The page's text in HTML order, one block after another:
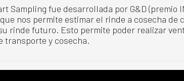
Sampling fue desarrollada por G&D (premio
nos permite estimar el rinde a cosecha
rinde futuro. Esto permite poder realizar
transporte y cosecha.